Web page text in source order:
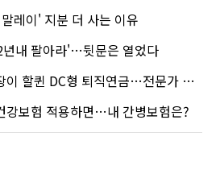
레이' 지분 더 사는 이유
내 팔아라'…뒷문은 열었다
할퀸 DC형 퇴직연금…전문가 조언은
강보험 적용하면…내 간병보험은?